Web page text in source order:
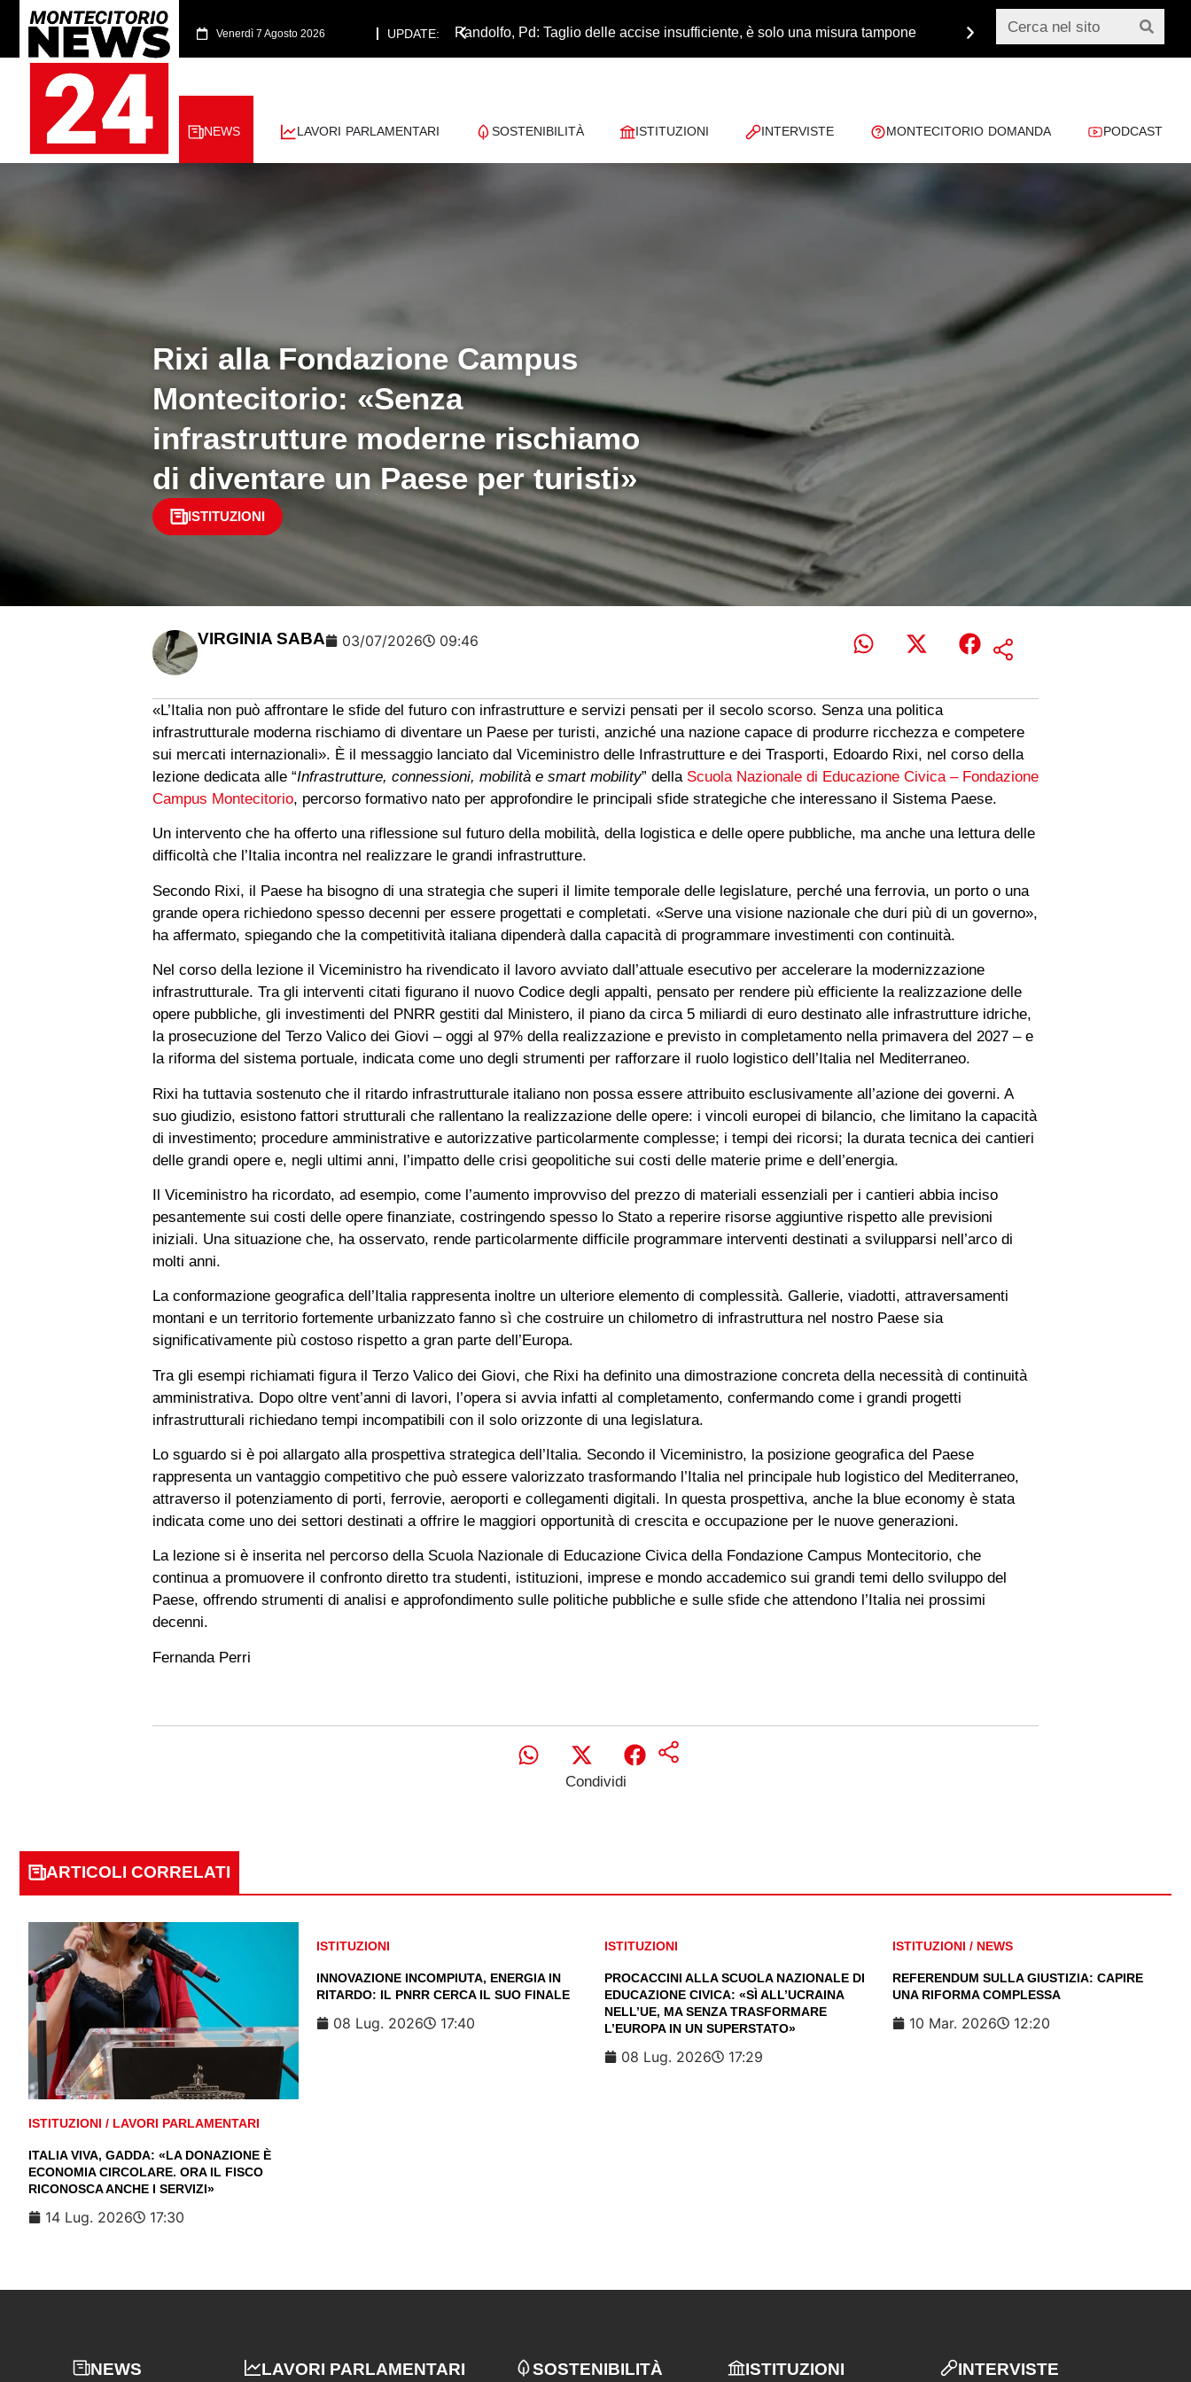
Venerdì 7 Agosto 2026 UPDATE: Pandolfo, Pd: Taglio delle accise insufficiente, è solo una misura tampone Monsignor Paglia:
NEWS LAVORI PARLAMENTARI SOSTENIBILITÀ ISTITUZIONI INTERVISTE MONTECITORIO DOMANDA PODCAST
Rixi alla Fondazione Campus
Montecitorio: «Senza
infrastrutture moderne rischiamo
di diventare un Paese per turisti»
ISTITUZIONI
VIRGINIA SABA 03/07/2026 09:46
«L’Italia non può affrontare le sfide del futuro con infrastrutture e servizi pensati per il secolo scorso. Senza una politica
infrastrutturale moderna rischiamo di diventare un Paese per turisti, anziché una nazione capace di produrre ricchezza e competere
sui mercati internazionali». È il messaggio lanciato dal Viceministro delle Infrastrutture e dei Trasporti, Edoardo Rixi, nel corso della
lezione dedicata alle “Infrastrutture, connessioni, mobilità e smart mobility” della Scuola Nazionale di Educazione Civica – Fondazione
Campus Montecitorio, percorso formativo nato per approfondire le principali sfide strategiche che interessano il Sistema Paese.
Un intervento che ha offerto una riflessione sul futuro della mobilità, della logistica e delle opere pubbliche, ma anche una lettura delle
difficoltà che l’Italia incontra nel realizzare le grandi infrastrutture.
Secondo Rixi, il Paese ha bisogno di una strategia che superi il limite temporale delle legislature, perché una ferrovia, un porto o una
grande opera richiedono spesso decenni per essere progettati e completati. «Serve una visione nazionale che duri più di un governo»,
ha affermato, spiegando che la competitività italiana dipenderà dalla capacità di programmare investimenti con continuità.
Nel corso della lezione il Viceministro ha rivendicato il lavoro avviato dall’attuale esecutivo per accelerare la modernizzazione
infrastrutturale. Tra gli interventi citati figurano il nuovo Codice degli appalti, pensato per rendere più efficiente la realizzazione delle
opere pubbliche, gli investimenti del PNRR gestiti dal Ministero, il piano da circa 5 miliardi di euro destinato alle infrastrutture idriche,
la prosecuzione del Terzo Valico dei Giovi – oggi al 97% della realizzazione e previsto in completamento nella primavera del 2027 – e
la riforma del sistema portuale, indicata come uno degli strumenti per rafforzare il ruolo logistico dell’Italia nel Mediterraneo.
Rixi ha tuttavia sostenuto che il ritardo infrastrutturale italiano non possa essere attribuito esclusivamente all’azione dei governi. A
suo giudizio, esistono fattori strutturali che rallentano la realizzazione delle opere: i vincoli europei di bilancio, che limitano la capacità
di investimento; procedure amministrative e autorizzative particolarmente complesse; i tempi dei ricorsi; la durata tecnica dei cantieri
delle grandi opere e, negli ultimi anni, l’impatto delle crisi geopolitiche sui costi delle materie prime e dell’energia.
Il Viceministro ha ricordato, ad esempio, come l’aumento improvviso del prezzo di materiali essenziali per i cantieri abbia inciso
pesantemente sui costi delle opere finanziate, costringendo spesso lo Stato a reperire risorse aggiuntive rispetto alle previsioni
iniziali. Una situazione che, ha osservato, rende particolarmente difficile programmare interventi destinati a svilupparsi nell’arco di
molti anni.
La conformazione geografica dell’Italia rappresenta inoltre un ulteriore elemento di complessità. Gallerie, viadotti, attraversamenti
montani e un territorio fortemente urbanizzato fanno sì che costruire un chilometro di infrastruttura nel nostro Paese sia
significativamente più costoso rispetto a gran parte dell’Europa.
Tra gli esempi richiamati figura il Terzo Valico dei Giovi, che Rixi ha definito una dimostrazione concreta della necessità di continuità
amministrativa. Dopo oltre vent’anni di lavori, l’opera si avvia infatti al completamento, confermando come i grandi progetti
infrastrutturali richiedano tempi incompatibili con il solo orizzonte di una legislatura.
Lo sguardo si è poi allargato alla prospettiva strategica dell’Italia. Secondo il Viceministro, la posizione geografica del Paese
rappresenta un vantaggio competitivo che può essere valorizzato trasformando l’Italia nel principale hub logistico del Mediterraneo,
attraverso il potenziamento di porti, ferrovie, aeroporti e collegamenti digitali. In questa prospettiva, anche la blue economy è stata
indicata come uno dei settori destinati a offrire le maggiori opportunità di crescita e occupazione per le nuove generazioni.
La lezione si è inserita nel percorso della Scuola Nazionale di Educazione Civica della Fondazione Campus Montecitorio, che
continua a promuovere il confronto diretto tra studenti, istituzioni, imprese e mondo accademico sui grandi temi dello sviluppo del
Paese, offrendo strumenti di analisi e approfondimento sulle politiche pubbliche e sulle sfide che attendono l’Italia nei prossimi
decenni.
Fernanda Perri
Condividi
ARTICOLI CORRELATI
ISTITUZIONI / LAVORI PARLAMENTARI
ITALIA VIVA, GADDA: «LA DONAZIONE È
ECONOMIA CIRCOLARE. ORA IL FISCO
RICONOSCA ANCHE I SERVIZI»
14 Lug. 2026 17:30
ISTITUZIONI
INNOVAZIONE INCOMPIUTA, ENERGIA IN
RITARDO: IL PNRR CERCA IL SUO FINALE
08 Lug. 2026 17:40
ISTITUZIONI
PROCACCINI ALLA SCUOLA NAZIONALE DI
EDUCAZIONE CIVICA: «SÌ ALL’UCRAINA
NELL’UE, MA SENZA TRASFORMARE
L’EUROPA IN UN SUPERSTATO»
08 Lug. 2026 17:29
ISTITUZIONI / NEWS
REFERENDUM SULLA GIUSTIZIA: CAPIRE
UNA RIFORMA COMPLESSA
10 Mar. 2026 12:20
NEWS LAVORI PARLAMENTARI SOSTENIBILITÀ ISTITUZIONI INTERVISTE